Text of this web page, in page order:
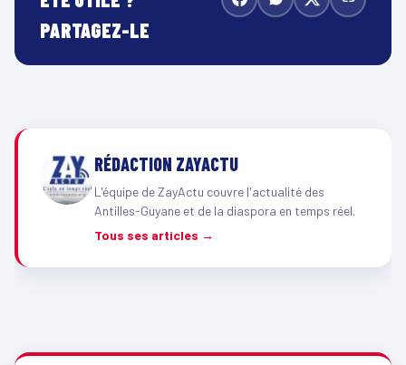
PARTAGEZ-LE
RÉDACTION ZAYACTU
L'équipe de ZayActu couvre l'actualité des
Antilles-Guyane et de la diaspora en temps réel.
Tous ses articles →